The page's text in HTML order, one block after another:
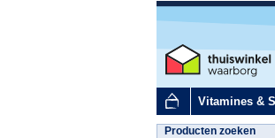
Vitamines &
Producten zoeken